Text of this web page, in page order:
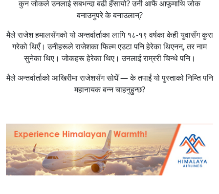
कुन जोकले उनलाई सबभन्दा बढी हँसायो? उनी आफै आफूमाथि जोक
बनाउनुपरे के बनाउलान्?
मैले राजेश हमालसँगको यो अन्तर्वार्ताका लागि १८-१९ वर्षका केही युवासँग कुरा
गरेको थिएँ। उनीहरूले राजेशका फिल्म एउटा पनि हेरेका थिएनन्, तर नाम
सुनेका थिए। जोकहरू हेरेका थिए। उनलाई राम्ररी चिन्थे पनि।
मैले अन्तर्वार्ताको आखिरीमा राजेशसँग सोधेँ — के तपाईं यो पुस्ताको निम्ति पनि
महानायक बन्न चाहनुहुन्छ?